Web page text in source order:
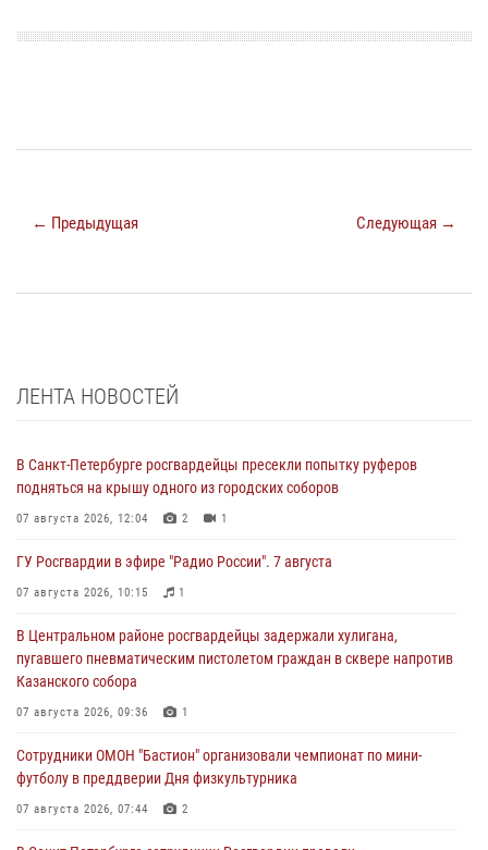
← Предыдущая Следующая →
ЛЕНТА НОВОСТЕЙ
В Санкт-Петербурге росгвардейцы пресекли попытку руферов
подняться на крышу одного из городских соборов
07 августа 2026, 12:04 2 1
ГУ Росгвардии в эфире "Радио России". 7 августа
07 августа 2026, 10:15 1
В Центральном районе росгвардейцы задержали хулигана,
пугавшего пневматическим пистолетом граждан в сквере напротив
Казанского собора
07 августа 2026, 09:36 1
Сотрудники ОМОН "Бастион" организовали чемпионат по мини-
футболу в преддверии Дня физкультурника
07 августа 2026, 07:44 2